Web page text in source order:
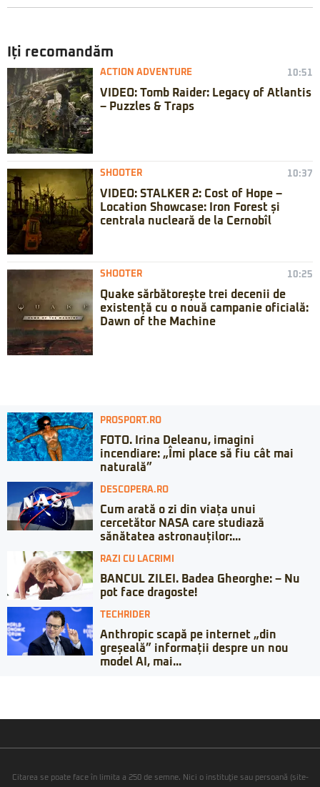
Iți recomandăm
ACTION ADVENTURE 10:51
VIDEO: Tomb Raider: Legacy of Atlantis
– Puzzles & Traps
SHOOTER 10:37
VIDEO: STALKER 2: Cost of Hope –
Location Showcase: Iron Forest și
centrala nucleară de la Cernobîl
SHOOTER 10:25
Quake sărbătorește trei decenii de
existență cu o nouă campanie oficială:
Dawn of the Machine
PROSPORT.RO
FOTO. Irina Deleanu, imagini
incendiare: „Îmi place să fiu cât mai
naturală”
DESCOPERA.RO
Cum arată o zi din viața unui
cercetător NASA care studiază
sănătatea astronauților:...
RAZI CU LACRIMI
BANCUL ZILEI. Badea Gheorghe: – Nu
pot face dragoste!
TECHRIDER
Anthropic scapă pe internet „din
greșeală” informații despre un nou
model AI, mai...
Citarea se poate face în limita a 250 de semne. Nici o instituţie sau persoană (site-